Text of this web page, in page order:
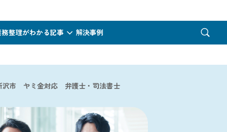
整理がわかる記事 解決事例
沢市 ヤミ金対応 弁護士・司法書士